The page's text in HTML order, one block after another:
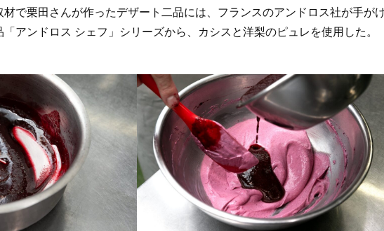
材で栗田さんが作ったデザート二品には、フランスのアンドロス社が手が
アンドロス シェフ」シリーズから、カシスと洋梨のピュレを使用した。